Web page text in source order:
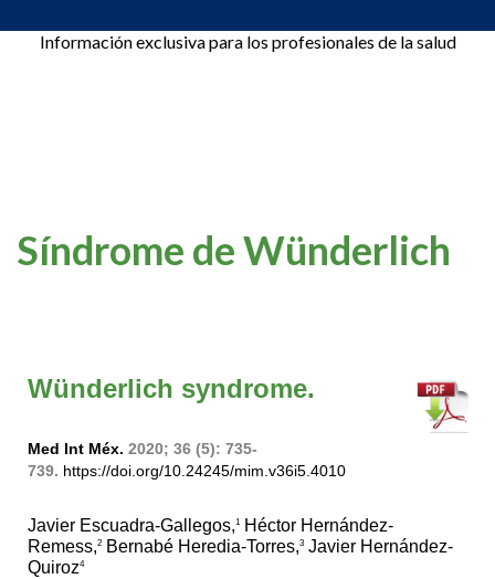
Información exclusiva para los profesionales de la salud
Síndrome de Wünderlich
Wünderlich syndrome.
Med Int Méx. 2020; 36 (5): 735-
739. https://doi.org/10.24245/mim.v36i5.4010
Javier Escuadra-Gallegos,1
Héctor Hernández-
Remess,2 Bernabé Heredia-Torres,3 Javier Hernández-
Quiroz4